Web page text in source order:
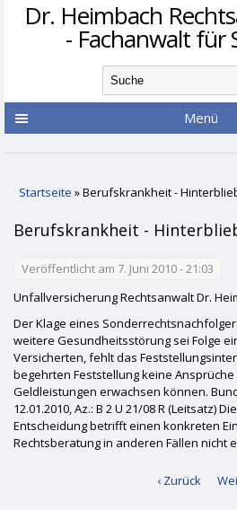
Dr. Heimbach
- Fachanwalt für
Suchformular
Suche
Menü
Sie sind hier
Startseite » Berufskrankheit -
Berufskrankheit -
Veröffentlicht am 7. Juni 2010 - 21:03
Unfallversicherung Rechtsanwalt Dr.
Der Klage eines
weitere Gesundheitsstörung sei Folge
Versicherten, fehlt das
begehrten Feststellung keine
Geldleistungen erwachsen können.
12.01.2010, Az.: B 2 U 21/08 R (Leitsatz)
Entscheidung betrifft einen konkreten
Rechtsberatung in anderen Fällen nicht
‹ Zurück